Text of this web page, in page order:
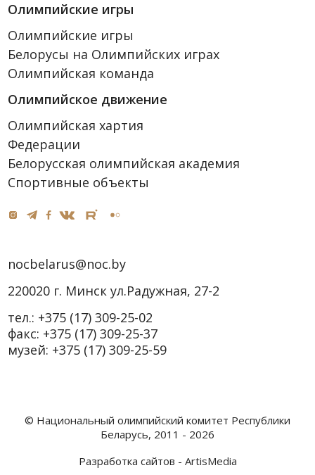
Олимпийские игры
Олимпийские игры
Белорусы на Олимпийских играх
Олимпийская команда
Олимпийское движение
Олимпийская хартия
Федерации
Белорусская олимпийская академия
Спортивные объекты
nocbelarus@noc.by
220020 г. Минск ул.Радужная, 27-2
тел.: +375 (17) 309-25-02
факс: +375 (17) 309-25-37
музей: +375 (17) 309-25-59
© Национальный олимпийский комитет Республики
Беларусь, 2011 - 2026
Разработка сайтов - ArtisMedia